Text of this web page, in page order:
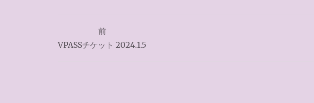
稿
前
VPASSチケット 2024.1.5